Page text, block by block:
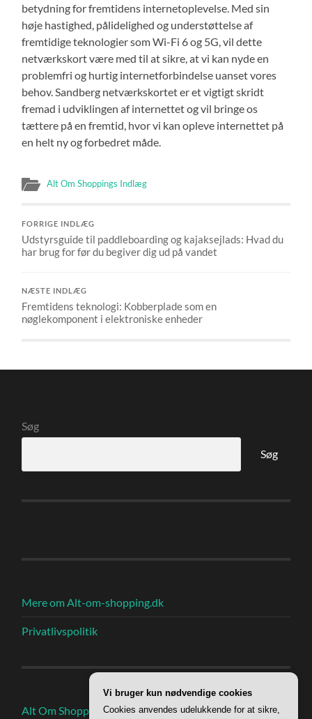
betydning for fremtidens internetoplevelse. Med sin
høje hastighed, pålidelighed og understøttelse af
fremtidige teknologier som Wi-Fi 6 og 5G, vil dette
netværkskort være med til at sikre, at vi kan nyde en
problemfri og hurtig internetforbindelse uanset vores
behov. Sandberg netværkskortet er et vigtigt skridt
fremad i udviklingen af internettet og vil bringe os
tættere på en fremtid, hvor vi kan opleve internettet på
en helt ny og forbedret måde.
Alt Om Shoppings Indlæg
FORRIGE INDLÆG
Udstyrsguide til paddleboarding og kajaksejlads: Hvad du
har brug for før du begiver dig ud på vandet
NÆSTE INDLÆG
Fremtidens teknologi: Kobberplade som en
nøglekomponent i elektroniske enheder
Søg
Søg
Mere om Alt-om-shopping.dk
Privatlivspolitik
Alt Om Shoppings Indlæg
Vi bruger kun nødvendige cookies
Cookies anvendes udelukkende for at sikre,